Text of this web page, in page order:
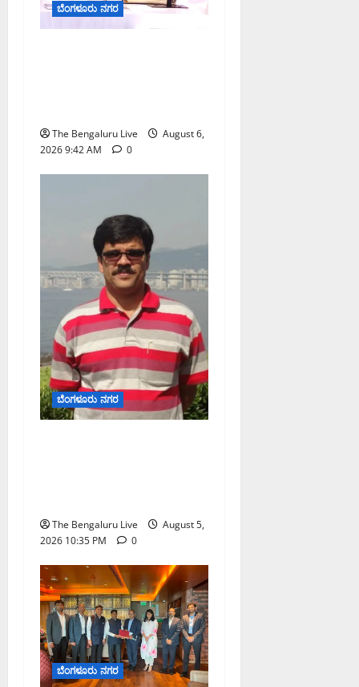
ಬೆಂಗಳೂರು ನಗರ
The Bengaluru Live
August 6,
2026 9:42 AM
0
ಬೆಂಗಳೂರು ನಗರ
The Bengaluru Live
August 5,
2026 10:35 PM
0
ಬೆಂಗಳೂರು ನಗರ